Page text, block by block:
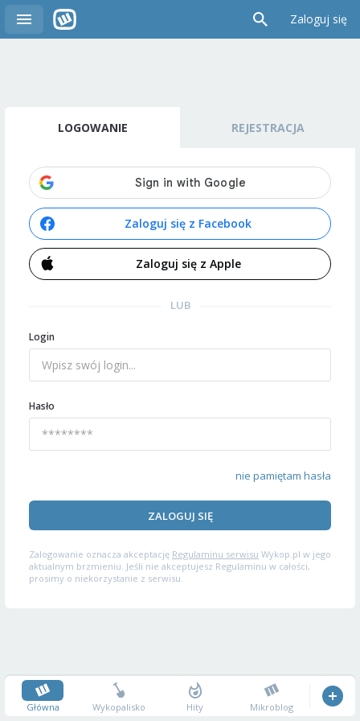
Zaloguj się
LOGOWANIE REJESTRACJA
Zaloguj się z Facebook
Zaloguj się z Apple
LUB
Login
Hasło
nie pamiętam hasła
ZALOGUJ SIĘ
Zalogowanie oznacza akceptację Regulaminu serwisu Wykop.pl w jego
aktualnym brzmieniu. Jeśli nie akceptujesz Regulaminu w całości,
prosimy o niekorzystanie z serwisu.
Główna Wykopalisko Hity Mikroblog